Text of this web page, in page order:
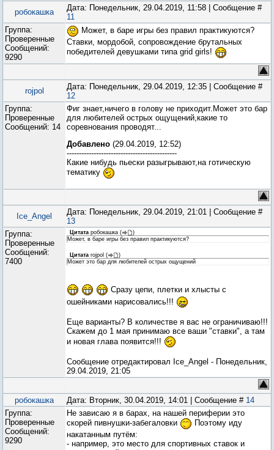
робокашка
Дата: Понедельник, 29.04.2019, 11:58 | Сообщение #
11
Группа:
Проверенные
Сообщений:
9290
Может, в баре игры без правил практикуются?
Ставки, мордобой, сопровождение брутальных
победителей девушками типа grid girls!
rojpol
Дата: Понедельник, 29.04.2019, 12:35 | Сообщение #
12
Группа:
Проверенные
Сообщений: 14
Фиг знает,ничего в голову не приходит.Может это бар
для любителей острых ощущений,какие то
соревнования проводят...
Добавлено (29.04.2019, 12:52)
---------------------------------------------
Какие нибудь пьески разыгрывают,на готическую
тематику
Ice_Angel
Дата: Понедельник, 29.04.2019, 21:01 | Сообщение #
13
Группа:
Проверенные
Сообщений:
7400
Цитата робокашка (
)
Может, в баре игры без правил практикуются?
Цитата rojpol (
)
Может это бар для любителей острых ощущений
Сразу цепи, плетки и хлысты с
ошейниками нарисовались!!!
Еще варианты? В количестве я вас не ограничиваю!!!
Скажем до 1 мая принимаю все ваши "ставки", а там
и новая глава появится!!!
Сообщение отредактировал Ice_Angel - Понедельник,
29.04.2019, 21:05
робокашка Дата: Вторник, 30.04.2019, 14:01 | Сообщение # 14
Группа:
Проверенные
Сообщений:
9290
Не зависаю я в барах, на нашей периферии это
скорей пивнушки-забегаловки
Поэтому иду
накатанным путём:
- например, это место для спортивных ставок и